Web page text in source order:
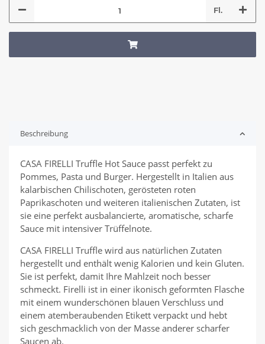
Fl.
Beschreibung
CASA FIRELLI Truffle Hot Sauce passt perfekt zu
Pommes, Pasta und Burger. Hergestellt in Italien aus
kalarbischen Chilischoten, gerösteten roten
Paprikaschoten und weiteren italienischen Zutaten, ist
sie eine perfekt ausbalancierte, aromatische, scharfe
Sauce mit intensiver Trüffelnote.
CASA FIRELLI Truffle wird aus natürlichen Zutaten
hergestellt und enthält wenig Kalorien und kein Gluten.
Sie ist perfekt, damit Ihre Mahlzeit noch besser
schmeckt. Firelli ist in einer ikonisch geformten Flasche
mit einem wunderschönen blauen Verschluss und
einem atemberaubenden Etikett verpackt und hebt
sich geschmacklich von der Masse anderer scharfer
Saucen ab.